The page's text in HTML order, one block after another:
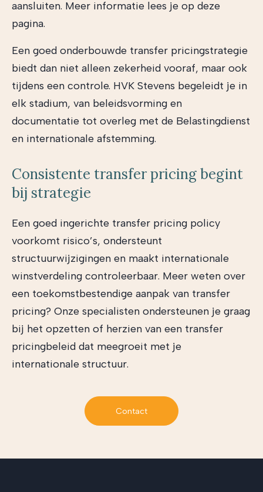
aansluiten. Meer informatie lees je op deze
pagina.
Een goed onderbouwde transfer pricingstrategie
biedt dan niet alleen zekerheid vooraf, maar ook
tijdens een controle. HVK Stevens begeleidt je in
elk stadium, van beleidsvorming en
documentatie tot overleg met de Belastingdienst
en internationale afstemming.
Consistente transfer pricing begint
bij strategie
Een goed ingerichte transfer pricing policy
voorkomt risico’s, ondersteunt
structuurwijzigingen en maakt internationale
winstverdeling controleerbaar. Meer weten over
een toekomstbestendige aanpak van transfer
pricing? Onze specialisten ondersteunen je graag
bij het opzetten of herzien van een transfer
pricingbeleid dat meegroeit met je
internationale structuur.
Contact